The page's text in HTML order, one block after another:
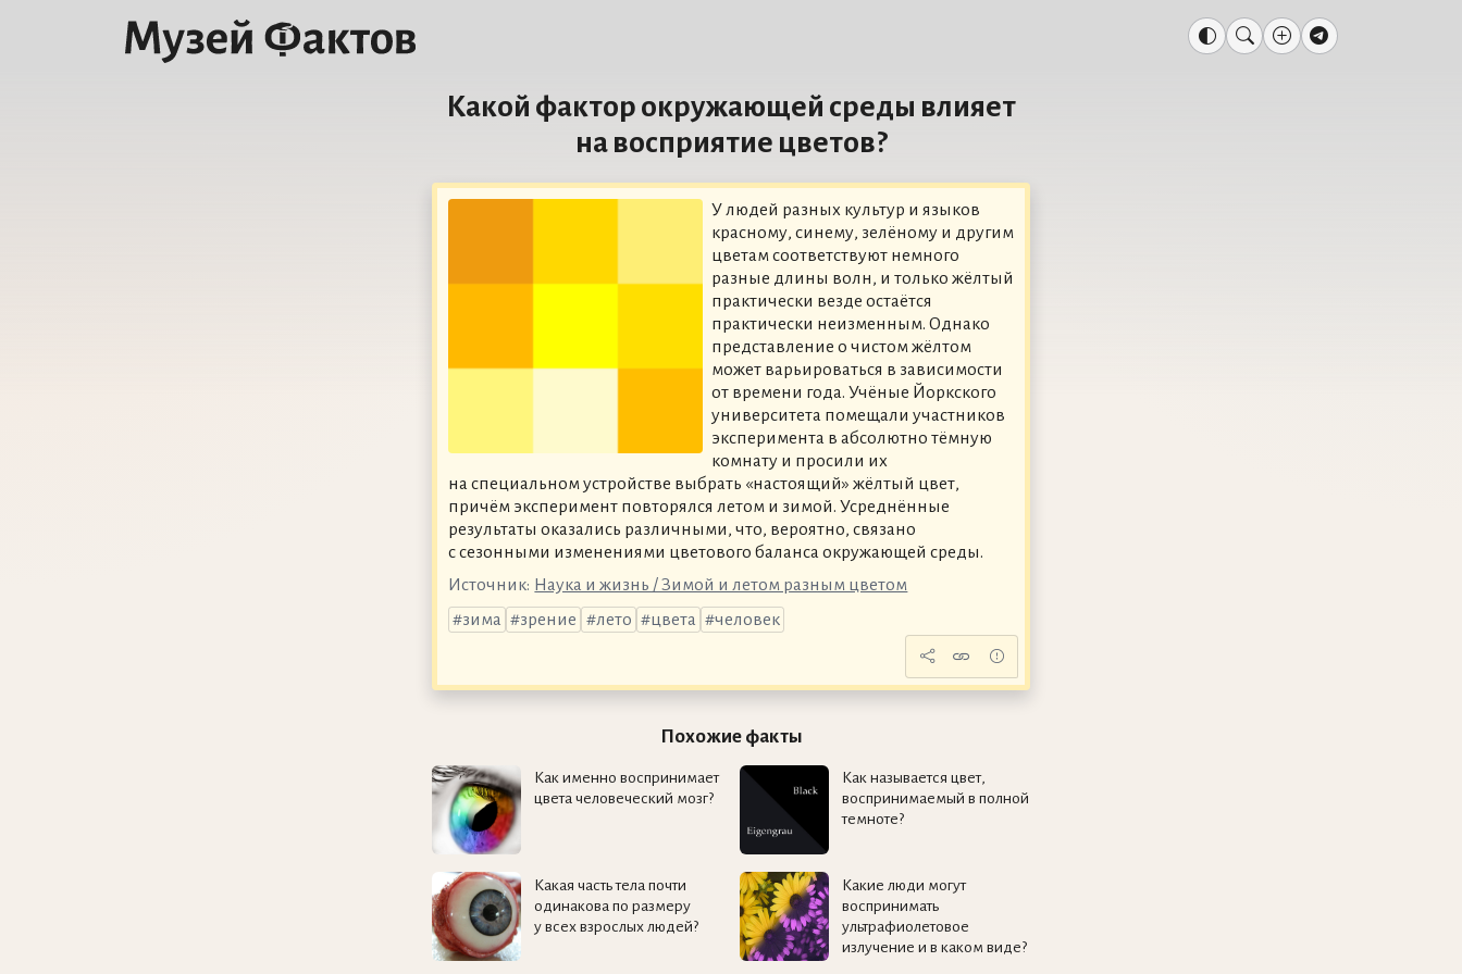
Какой фактор окружающей среды влияет
на восприятие цветов?
У людей разных культур и языков
красному, синему, зелёному и другим
цветам соответствуют немного
разные длины волн, и только жёлтый
практически везде остаётся
практически неизменным. Однако
представление о чистом жёлтом
может варьироваться в зависимости
от времени года. Учёные Йоркского
университета помещали участников
эксперимента в абсолютно тёмную
комнату и просили их
на специальном устройстве выбрать «настоящий» жёлтый цвет,
причём эксперимент повторялся летом и зимой. Усреднённые
результаты оказались различными, что, вероятно, связано
с сезонными изменениями цветового баланса окружающей среды.
Источник: Наука и жизнь / Зимой и летом разным цветом
зима
зрение лето цвета человек
Похожие факты
Как именно воспринимает
цвета человеческий мозг?
Как называется цвет,
воспринимаемый в полной
темноте?
Какая часть тела почти
одинакова по размеру
у всех взрослых людей?
Какие люди могут
воспринимать
ультрафиолетовое
излучение и в каком виде?